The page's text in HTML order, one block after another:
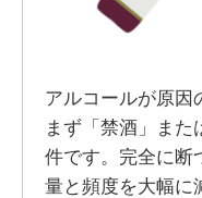
アルコールが原因
まず「禁酒」また
件です。完全に断
量と頻度を大幅に